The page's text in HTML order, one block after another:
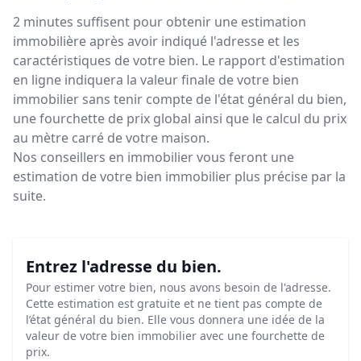
2 minutes suffisent pour obtenir une estimation
immobilière après avoir indiqué l'adresse et les
caractéristiques de votre bien. Le rapport d'estimation
en ligne indiquera la valeur finale de votre bien
immobilier sans tenir compte de l'état général du bien,
une fourchette de prix global ainsi que le calcul du prix
au mètre carré de votre maison.
Nos conseillers en immobilier vous feront une
estimation de votre bien immobilier plus précise par la
suite.
Entrez l'adresse du bien.
Pour estimer votre bien, nous avons besoin de l'adresse.
Cette estimation est gratuite et ne tient pas compte de
l’état général du bien. Elle vous donnera une idée de la
valeur de votre bien immobilier avec une fourchette de
prix.